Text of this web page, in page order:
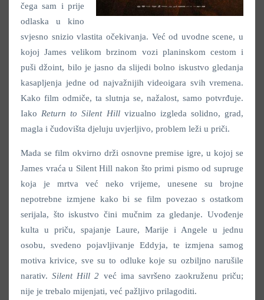
čega sam i prije
odlaska u kino
svjesno snizio vlastita očekivanja. Već od uvodne scene, u
kojoj James velikom brzinom vozi planinskom cestom i
puši džoint, bilo je jasno da slijedi bolno iskustvo gledanja
kasapljenja jedne od najvažnijih videoigara svih vremena.
Kako film odmiče, ta slutnja se, nažalost, samo potvrđuje.
Iako Return to Silent Hillvizualno izgleda solidno, grad,
magla i čudovišta djeluju uvjerljivo, problem leži u priči.
Mada se film okvirno drži osnovne premise igre, u kojoj se
James vraća u Silent Hill nakon što primi pismo od supruge
koja je mrtva već neko vrijeme, unesene su brojne
nepotrebne izmjene kako bi se film povezao s ostatkom
serijala, što iskustvo čini mučnim za gledanje. Uvođenje
kulta u priču, spajanje Laure, Marije i Angele u jednu
osobu, svedeno pojavljivanje Eddyja, te izmjena samog
motiva krivice, sve su to odluke koje su ozbiljno narušile
narativ.Silent Hill 2 već ima savršeno zaokruženu priču;
nije je trebalo mijenjati, već pažljivo prilagoditi.